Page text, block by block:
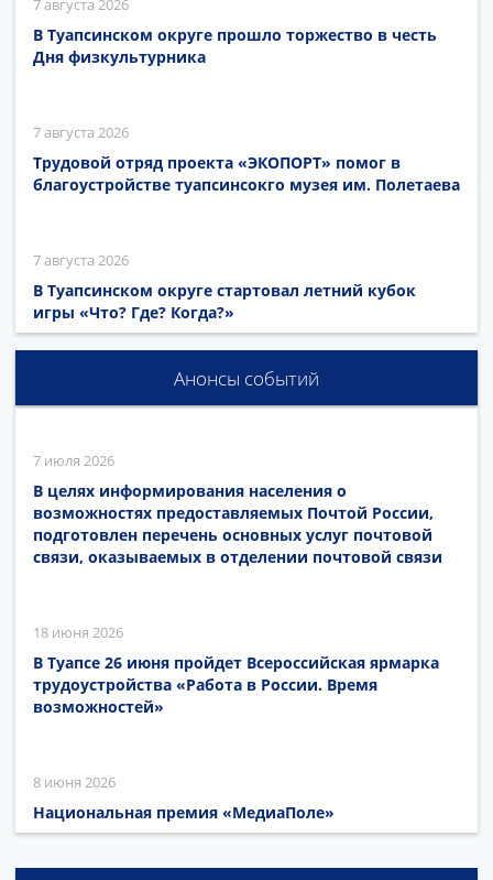
7 августа 2026
В Туапсинском округе прошло торжество в честь
Дня физкультурника
7 августа 2026
Трудовой отряд проекта «ЭКОПОРТ» помог в
благоустройстве туапсинсокго музея им. Полетаева
7 августа 2026
В Туапсинском округе стартовал летний кубок
игры «Что? Где? Когда?»
Анонсы событий
7 июля 2026
В целях информирования населения о
возможностях предоставляемых Почтой России,
подготовлен перечень основных услуг почтовой
связи, оказываемых в отделении почтовой связи
18 июня 2026
В Туапсе 26 июня пройдет Всероссийская ярмарка
трудоустройства «Работа в России. Время
возможностей»
8 июня 2026
Национальная премия «МедиаПоле»